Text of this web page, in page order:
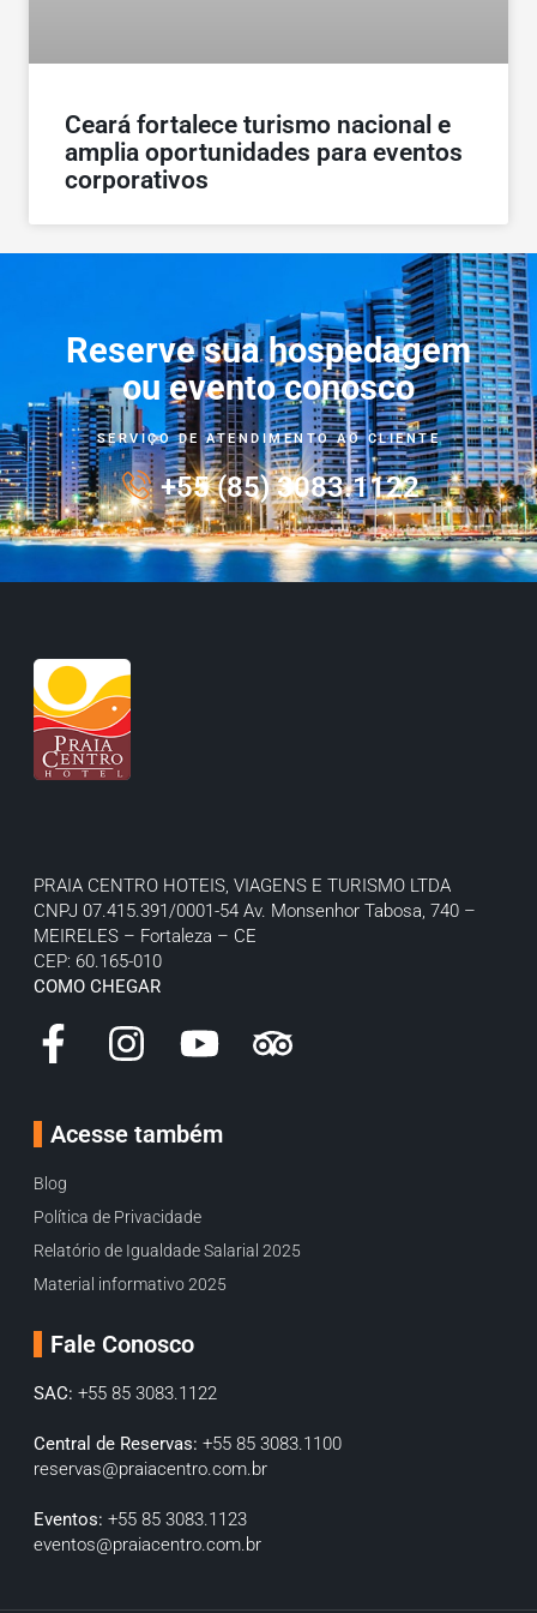
Ceará fortalece turismo nacional e
amplia oportunidades para eventos
corporativos
Reserve sua hospedagem
ou evento conosco
SERVIÇO DE ATENDIMENTO AO CLIENTE
+55 (85) 3083.1122
PRAIA CENTRO HOTEIS, VIAGENS E TURISMO LTDA
CNPJ 07.415.391/0001-54 Av. Monsenhor Tabosa, 740 –
MEIRELES – Fortaleza – CE
CEP: 60.165-010
COMO CHEGAR
Acesse também
Blog
Política de Privacidade
Relatório de Igualdade Salarial 2025
Material informativo 2025
Fale Conosco
SAC: +55 85 3083.1122
Central de Reservas: +55 85 3083.1100
reservas@praiacentro.com.br
Eventos: +55 85 3083.1123
eventos@praiacentro.com.br